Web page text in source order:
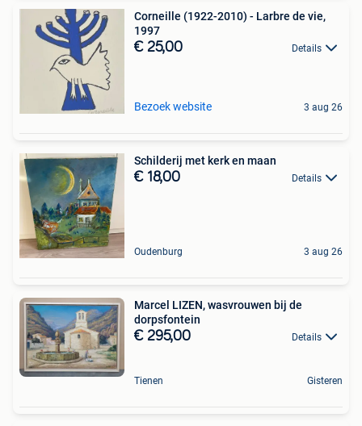
Corneille (1922-2010) - Larbre de vie,
1997
€ 25,00 Details
Bezoek website 3 aug 26
Schilderij met kerk en maan
€ 18,00 Details
Oudenburg 3 aug 26
Marcel LIZEN, wasvrouwen bij de
dorpsfontein
€ 295,00 Details
Tienen Gisteren